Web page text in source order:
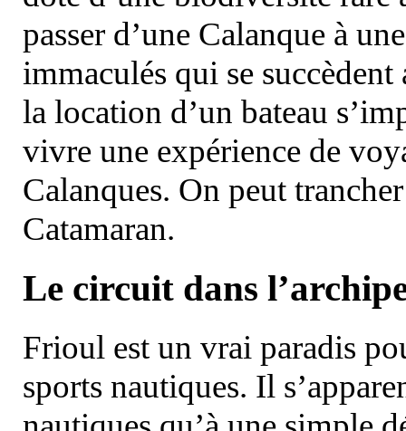
passer d’une Calanque à
immaculés qui se
la location d’un bateau
vivre une expérience de
Calanques. On peut
Catamaran.
Le circuit dans
Frioul est un vrai paradis
sports nautiques. Il